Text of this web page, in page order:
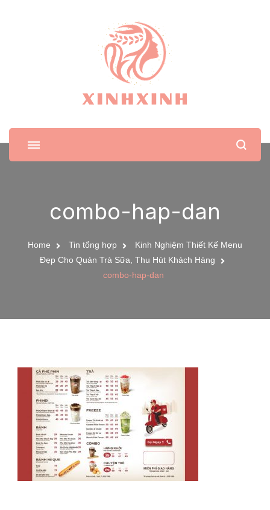
XinhXinh
Trang tin tức cho phái đẹp
combo-hap-dan
Home Tin tổng hợp
Kinh Nghiệm Thiết Kế Menu
Đẹp Cho Quán Trà Sữa, Thu Hút Khách Hàng
combo-hap-dan